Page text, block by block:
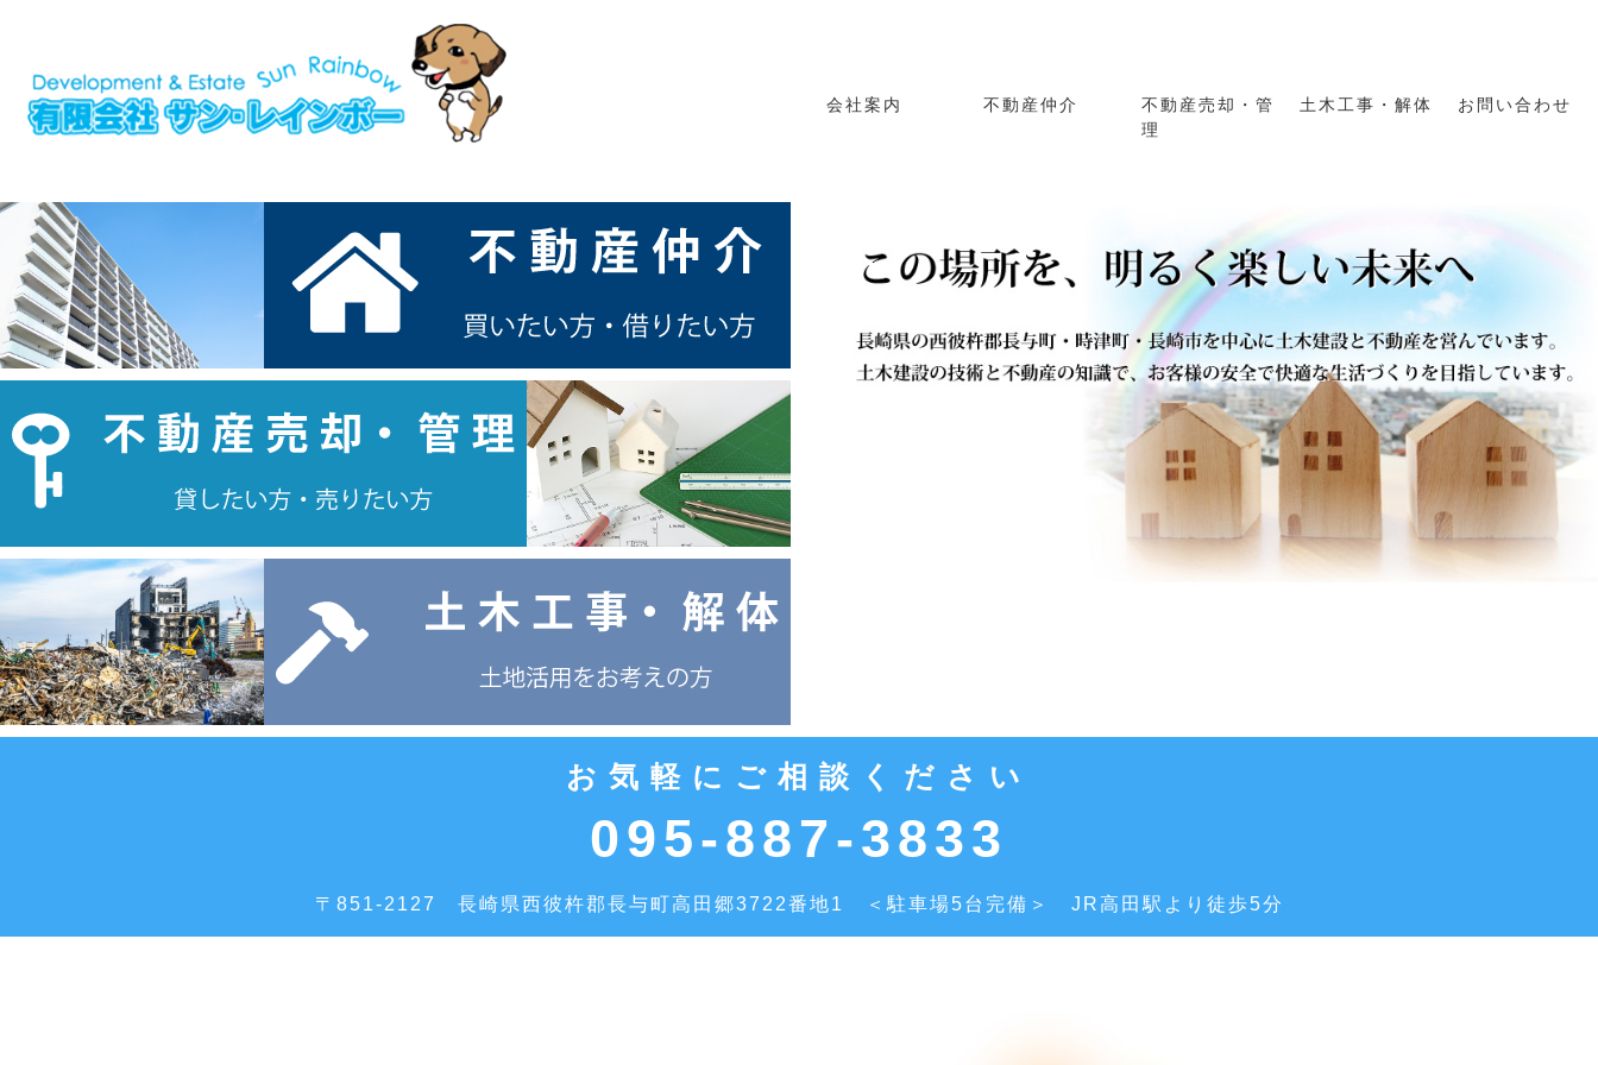
会社案内 不動産仲介
不動産売却・管
理
土木工事・解体 お問い合わせ
お気軽にご相談ください
095-887-3833
〒851-2127 長崎県西彼杵郡長与町高田郷3722番地1 ＜駐車場5台完備＞ JR高田駅より徒歩5分